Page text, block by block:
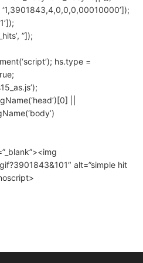
‘1,3901843,4,0,0,0,00010000’]);
”]);
hs.type =
||
alt=”simple hit